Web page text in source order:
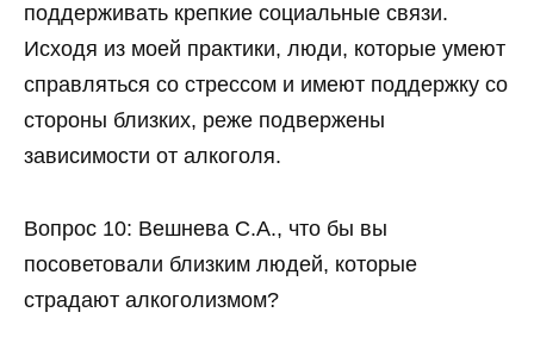
поддерживать крепкие социальные связи.
Исходя из моей практики, люди, которые умеют
справляться со стрессом и имеют поддержку со
стороны близких, реже подвержены
зависимости от алкоголя.
Вопрос 10: Вешнева С.А., что бы вы
посоветовали близким людей, которые
страдают алкоголизмом?